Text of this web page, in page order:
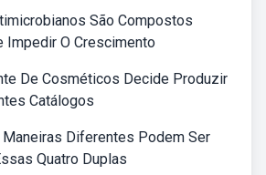
São Compostos
Impedir O Crescimento
De Cosméticos Decide Produzir
Catálogos
Maneiras Diferentes Podem Ser
Quatro Duplas